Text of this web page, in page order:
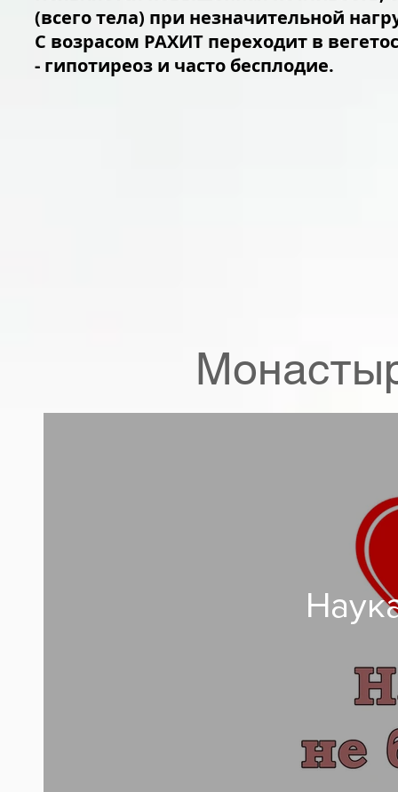
(всего тела) при незначительной
С возрасом РАХИТ переходит в
- гипотиреоз и часто бесплодие.